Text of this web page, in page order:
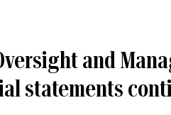
and
statements